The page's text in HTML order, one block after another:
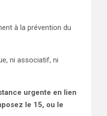
à la prévention du
ni associatif, ni
urgente en lien
le 15, ou le